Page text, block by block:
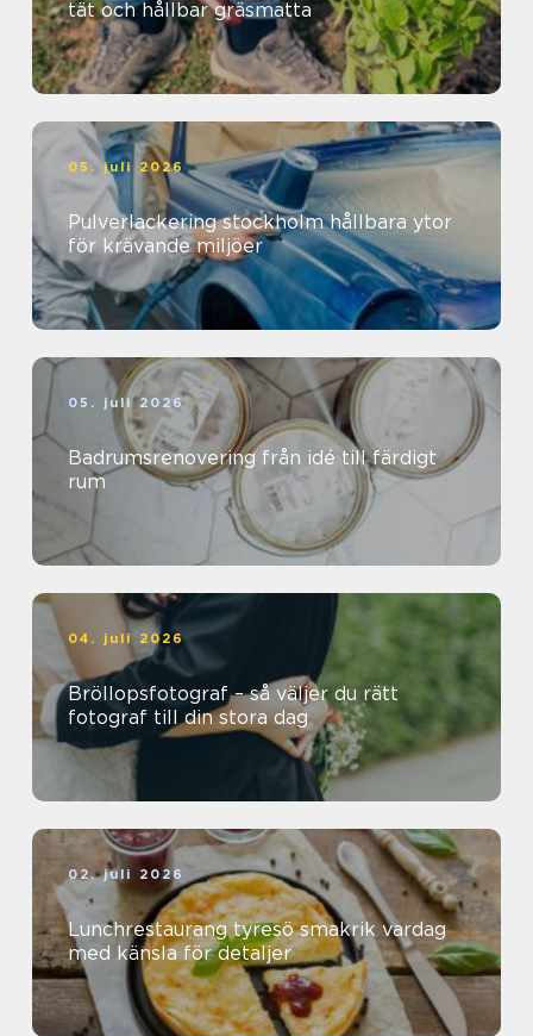
tät och hållbar gräsmatta
05. juli 2026
Pulverlackering stockholm hållbara ytor
för krävande miljöer
05. juli 2026
Badrumsrenovering från idé till färdigt
rum
04. juli 2026
Bröllopsfotograf – så väljer du rätt
fotograf till din stora dag
02. juli 2026
Lunchrestaurang tyresö smakrik vardag
med känsla för detaljer